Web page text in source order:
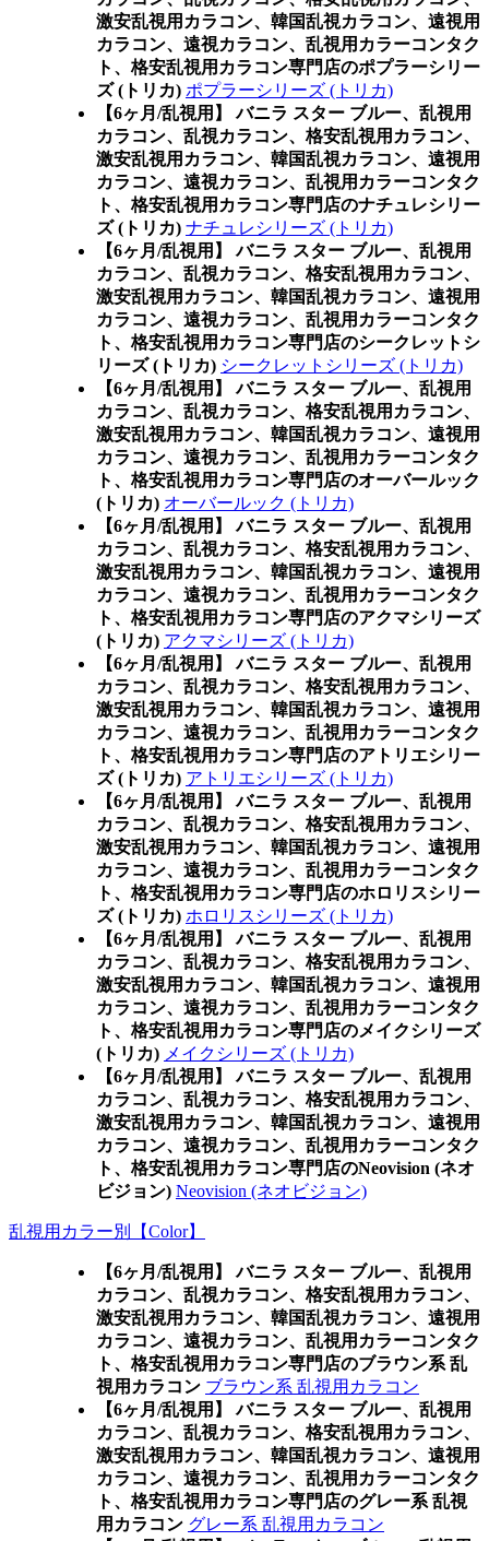
激安乱視用カラコン、韓国乱視カラコン、遠視用
カラコン、遠視カラコン、乱視用カラーコンタク
ト、格安乱視用カラコン専門店のポプラーシリー
ズ (トリカ) ポプラーシリーズ (トリカ)
【6ヶ月/乱視用】 バニラ スター ブルー、乱視用
カラコン、乱視カラコン、格安乱視用カラコン、
激安乱視用カラコン、韓国乱視カラコン、遠視用
カラコン、遠視カラコン、乱視用カラーコンタク
ト、格安乱視用カラコン専門店のナチュレシリー
ズ (トリカ) ナチュレシリーズ (トリカ)
【6ヶ月/乱視用】 バニラ スター ブルー、乱視用
カラコン、乱視カラコン、格安乱視用カラコン、
激安乱視用カラコン、韓国乱視カラコン、遠視用
カラコン、遠視カラコン、乱視用カラーコンタク
ト、格安乱視用カラコン専門店のシークレットシ
リーズ (トリカ) シークレットシリーズ (トリカ)
【6ヶ月/乱視用】 バニラ スター ブルー、乱視用
カラコン、乱視カラコン、格安乱視用カラコン、
激安乱視用カラコン、韓国乱視カラコン、遠視用
カラコン、遠視カラコン、乱視用カラーコンタク
ト、格安乱視用カラコン専門店のオーバールック
(トリカ) オーバールック (トリカ)
【6ヶ月/乱視用】 バニラ スター ブルー、乱視用
カラコン、乱視カラコン、格安乱視用カラコン、
激安乱視用カラコン、韓国乱視カラコン、遠視用
カラコン、遠視カラコン、乱視用カラーコンタク
ト、格安乱視用カラコン専門店のアクマシリーズ
(トリカ) アクマシリーズ (トリカ)
【6ヶ月/乱視用】 バニラ スター ブルー、乱視用
カラコン、乱視カラコン、格安乱視用カラコン、
激安乱視用カラコン、韓国乱視カラコン、遠視用
カラコン、遠視カラコン、乱視用カラーコンタク
ト、格安乱視用カラコン専門店のアトリエシリー
ズ (トリカ) アトリエシリーズ (トリカ)
【6ヶ月/乱視用】 バニラ スター ブルー、乱視用
カラコン、乱視カラコン、格安乱視用カラコン、
激安乱視用カラコン、韓国乱視カラコン、遠視用
カラコン、遠視カラコン、乱視用カラーコンタク
ト、格安乱視用カラコン専門店のホロリスシリー
ズ (トリカ) ホロリスシリーズ (トリカ)
【6ヶ月/乱視用】 バニラ スター ブルー、乱視用
カラコン、乱視カラコン、格安乱視用カラコン、
激安乱視用カラコン、韓国乱視カラコン、遠視用
カラコン、遠視カラコン、乱視用カラーコンタク
ト、格安乱視用カラコン専門店のメイクシリーズ
(トリカ) メイクシリーズ (トリカ)
【6ヶ月/乱視用】 バニラ スター ブルー、乱視用
カラコン、乱視カラコン、格安乱視用カラコン、
激安乱視用カラコン、韓国乱視カラコン、遠視用
カラコン、遠視カラコン、乱視用カラーコンタク
ト、格安乱視用カラコン専門店のNeovision (ネオ
ビジョン) Neovision (ネオビジョン)
乱視用カラー別【Color】
【6ヶ月/乱視用】 バニラ スター ブルー、乱視用
カラコン、乱視カラコン、格安乱視用カラコン、
激安乱視用カラコン、韓国乱視カラコン、遠視用
カラコン、遠視カラコン、乱視用カラーコンタク
ト、格安乱視用カラコン専門店のブラウン系 乱
視用カラコン ブラウン系 乱視用カラコン
【6ヶ月/乱視用】 バニラ スター ブルー、乱視用
カラコン、乱視カラコン、格安乱視用カラコン、
激安乱視用カラコン、韓国乱視カラコン、遠視用
カラコン、遠視カラコン、乱視用カラーコンタク
ト、格安乱視用カラコン専門店のグレー系 乱視
用カラコン グレー系 乱視用カラコン